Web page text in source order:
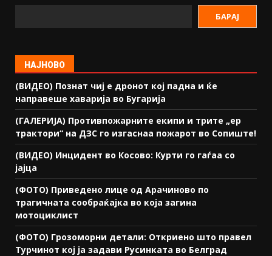
БАРАЈ
НАЈНОВО
(ВИДЕО) Познат чиј е дронот кој падна и ќе
направеше хаварија во Бугарија
(ГАЛЕРИЈА) Противпожарните екипи и трите „ер
трактори“ на ДЗС го изгаснаа пожарот во Сопиште!
(ВИДЕО) Инцидент во Косово: Курти го гаѓаа со
јајца
(ФОТО) Приведено лице од Арачиново по
трагичната сообраќајка во која загина
мотоциклист
(ФОТО) Грозоморни детали: Откриено што правел
Турчинот кој ја задави Русинката во Белград